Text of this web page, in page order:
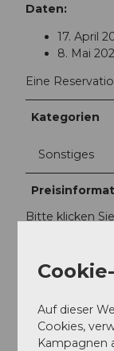
Daten:
17. April
8. Mai
Eine
Kategorien
Sonstiges
Bitte klicken
Facebook
Instagram
Auf dieser
Cookies,
Kampagnen